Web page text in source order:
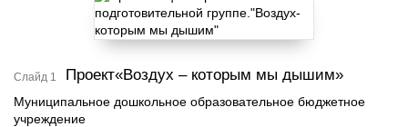
Слайд 1 Проект«Воздух – которым мы дышим»
Муниципальное дошкольное образовательное бюджетное
учреждение